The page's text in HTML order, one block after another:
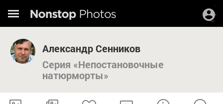
Александр Сенников
Серия «Непостановочные
натюрморты»